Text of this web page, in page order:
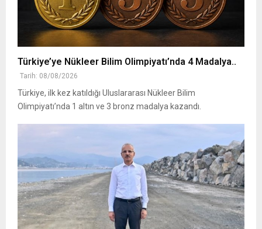
Türkiye’ye Nükleer Bilim Olimpiyatı’nda 4 Madalya..
Tarih: 08/08/2026
Türkiye, ilk kez katıldığı Uluslararası Nükleer Bilim
Olimpiyatı’nda 1 altın ve 3 bronz madalya kazandı.